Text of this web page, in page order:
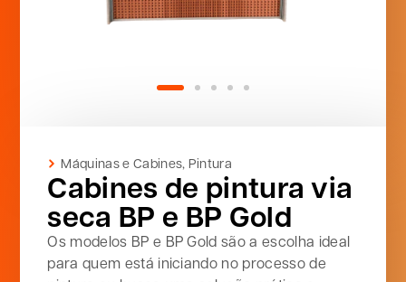
Máquinas e Cabines, Pintura
Cabines de pintura via
seca BP e BP Gold
Os modelos BP e BP Gold são a escolha ideal
para quem está iniciando no processo de